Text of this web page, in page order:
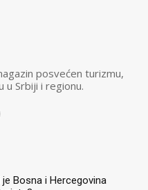
posvećen turizmu,
Srbiji i regionu.
je Bosna i Hercegovina